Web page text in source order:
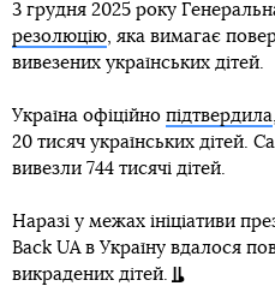
3 грудня 2025 року
резолюцію, яка вимагає
вивезених українських дітей.
Україна офіційно підтвердила
20 тисяч українських дітей.
вивезли 744 тисячі дітей.
Наразі у межах ініціативи
Back UA в Україну вдалося
викрадених дітей.